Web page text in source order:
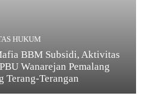
HUKUM
BBM Subsidi, Aktivitas
Wanarejan Pemalang
Terang-Terangan